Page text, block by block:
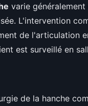
varie
L'intervention
de l'articulation
est surveillé en
de la hanche